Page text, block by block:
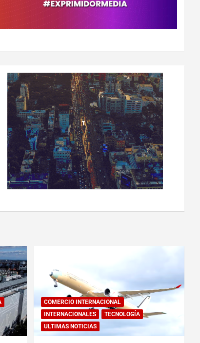
COMERCIO INTERNACIONAL
INTERNACIONALES
TECNOLOGÍA
ULTIMAS NOTICIAS